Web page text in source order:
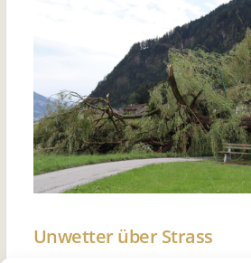
Unwetter über Strass